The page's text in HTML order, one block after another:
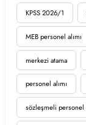
KPSS 2026/1
MEB personel alımı
merkezi atama
personel alımı
sözleşmeli personel